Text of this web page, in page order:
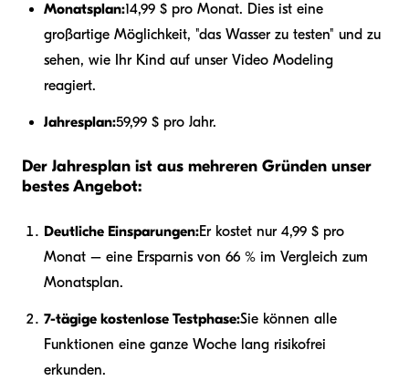
Monatsplan:14,99 $ pro Monat. Dies ist eine
großartige Möglichkeit, "das Wasser zu testen" und zu
sehen, wie Ihr Kind auf unser Video Modeling
reagiert.
Jahresplan:59,99 $ pro Jahr.
Der Jahresplan ist aus mehreren Gründen unser
bestes Angebot:
Deutliche Einsparungen:Er kostet nur 4,99 $ pro
Monat – eine Ersparnis von 66 % im Vergleich zum
Monatsplan.
7-tägige kostenlose Testphase:Sie können alle
Funktionen eine ganze Woche lang risikofrei
erkunden.